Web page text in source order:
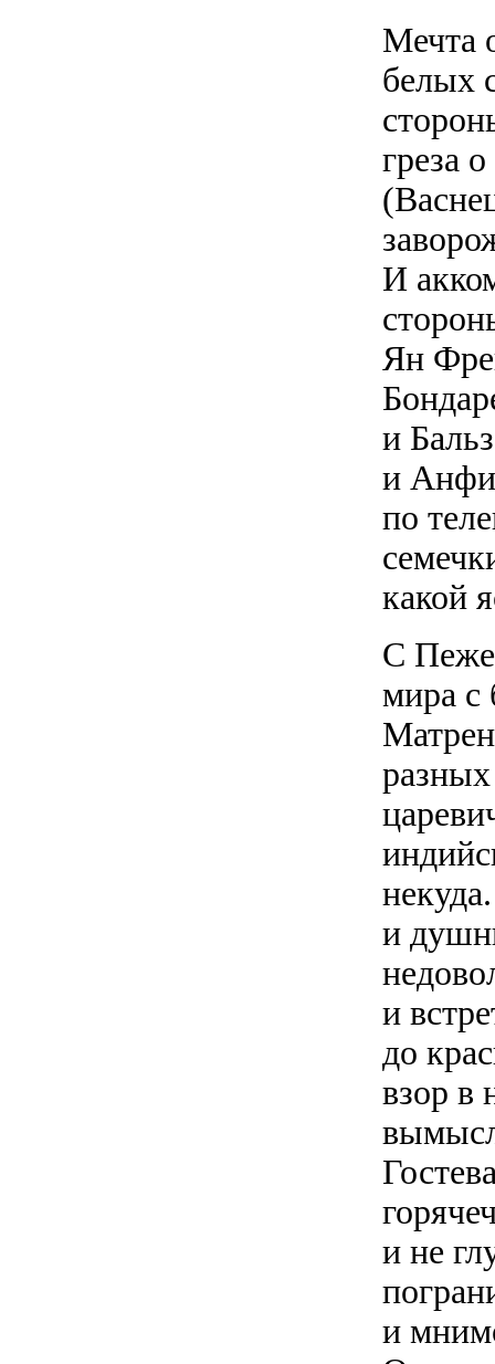
Мечта
белых
греза
И
Ян
и
и
по
какой
С
мира с
и
и
до
взор в
и не
и